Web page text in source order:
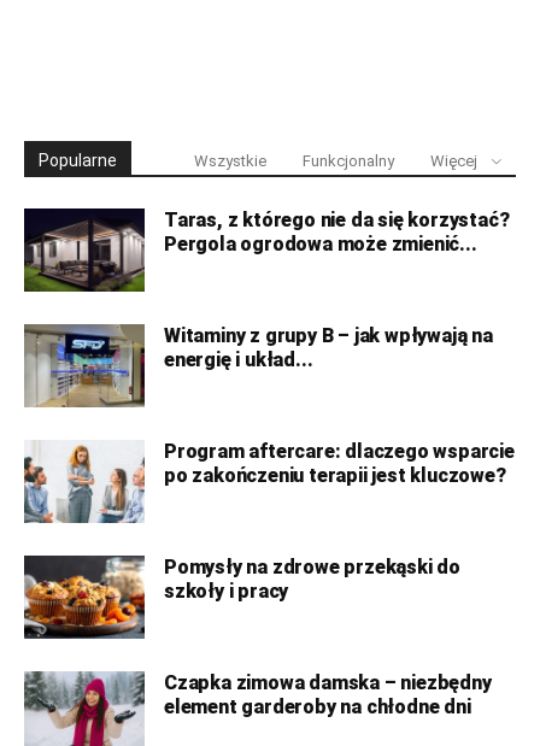
Popularne Wszystkie Funkcjonalny Więcej
Taras, z którego nie da się korzystać?
Pergola ogrodowa może zmienić...
Witaminy z grupy B – jak wpływają na
energię i układ...
Program aftercare: dlaczego wsparcie
po zakończeniu terapii jest kluczowe?
Pomysły na zdrowe przekąski do
szkoły i pracy
Czapka zimowa damska – niezbędny
element garderoby na chłodne dni